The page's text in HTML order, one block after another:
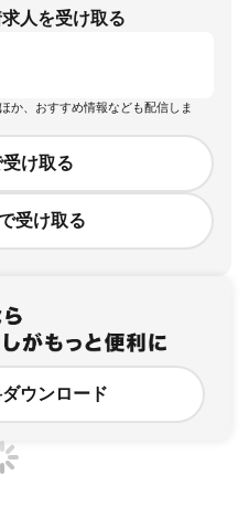
人を受け取る
か、おすすめ情報なども配信しま
け取る
受け取る
ウンロード